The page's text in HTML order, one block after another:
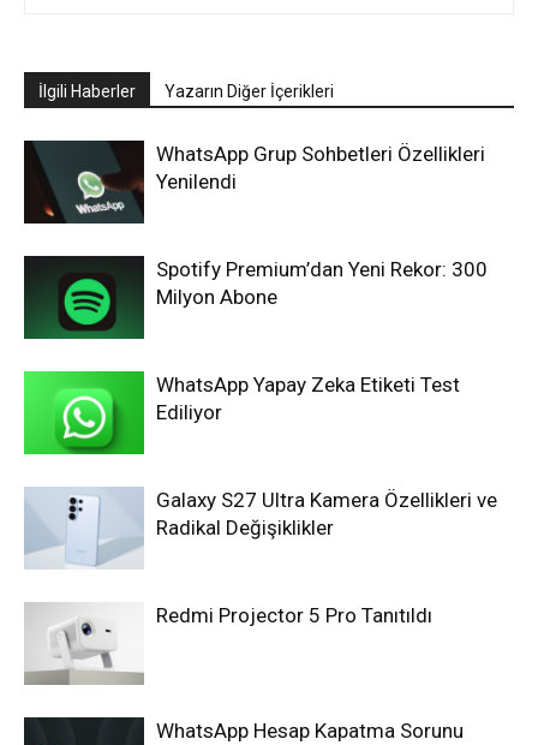
İlgili Haberler Yazarın Diğer İçerikleri
WhatsApp Grup Sohbetleri Özellikleri
Yenilendi
Spotify Premium’dan Yeni Rekor: 300
Milyon Abone
WhatsApp Yapay Zeka Etiketi Test
Ediliyor
Galaxy S27 Ultra Kamera Özellikleri ve
Radikal Değişiklikler
Redmi Projector 5 Pro Tanıtıldı
WhatsApp Hesap Kapatma Sorunu